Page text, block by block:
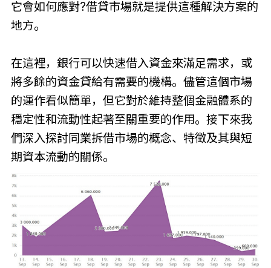
它會如何應對?借貸市場就是提供這種解決方案的
地方。
在這裡，銀行可以快速借入資金來滿足需求，或
將多餘的資金貸給有需要的機構。儘管這個市場
的運作看似簡單，但它對於維持整個金融體系的
穩定性和流動性起著至關重要的作用。接下來我
們深入探討同業拆借市場的概念、特徵及其與短
期資本流動的關係。